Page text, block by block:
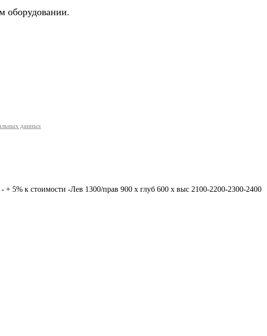
оборудовании.
данных
5% к стоимости -Лев 1300/прав 900 х глуб 600 х выс 2100-2200-2300-2400